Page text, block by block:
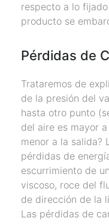
respecto a lo
producto se
Pérdidas de
Trataremos de
de la presión del
hasta otro punto
del aire es mayor
menor a la salida?
pérdidas de
escurrimiento de
viscoso, roce del
de dirección de la
Las pérdidas de